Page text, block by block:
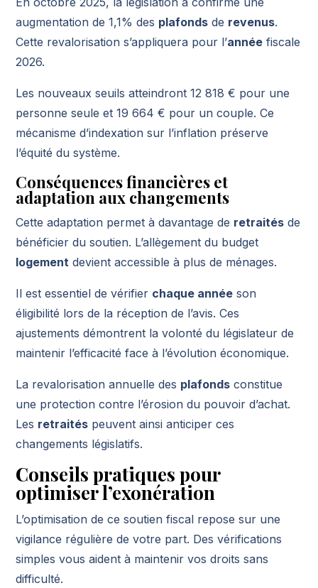
augmentation de 1,1% des plafonds de revenus.
Cette revalorisation s’appliquera pour l’année fiscale
2026.
Les nouveaux seuils atteindront 12 818 € pour une
personne seule et 19 664 € pour un couple. Ce
mécanisme d’indexation sur l’inflation préserve
l’équité du système.
Conséquences financières et
adaptation aux changements
Cette adaptation permet à davantage de retraités de
bénéficier du soutien. L’allègement du budget
logement devient accessible à plus de ménages.
Il est essentiel de vérifier chaque année son
éligibilité lors de la réception de l’avis. Ces
ajustements démontrent la volonté du législateur de
maintenir l’efficacité face à l’évolution économique.
La revalorisation annuelle des plafonds constitue
une protection contre l’érosion du pouvoir d’achat.
Les retraités peuvent ainsi anticiper ces
changements législatifs.
Conseils pratiques pour
optimiser l’exonération
L’optimisation de ce soutien fiscal repose sur une
vigilance régulière de votre part. Des vérifications
simples vous aident à maintenir vos droits sans
difficulté.